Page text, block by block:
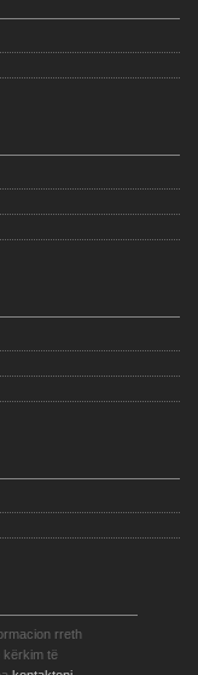
rreth
kërkim të